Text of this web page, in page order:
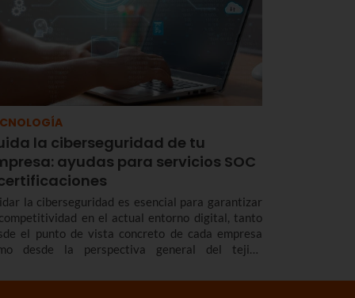
la ciberseguridad de tu
ayudas para servicios SOC
la ciberseguridad es esencial para garantizar
en el actual entorno digital, tanto
el punto de vista concreto de cada empresa
desde la perspectiva general del tejido
líneas de ayudas como la que tiene en